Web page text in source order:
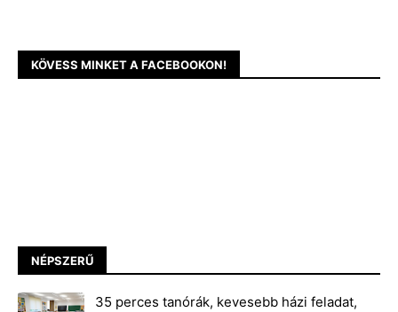
KÖVESS MINKET A FACEBOOKON!
NÉPSZERŰ
35 perces tanórák, kevesebb házi feladat,